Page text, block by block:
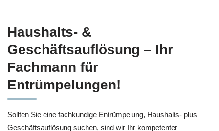
Haushalts- &
Geschäftsauflösung – Ihr
Fachmann für
Entrümpelungen!
Sollten Sie eine fachkundige Entrümpelung, Haushalts- plus
Geschäftsauflösung suchen, sind wir Ihr kompetenter